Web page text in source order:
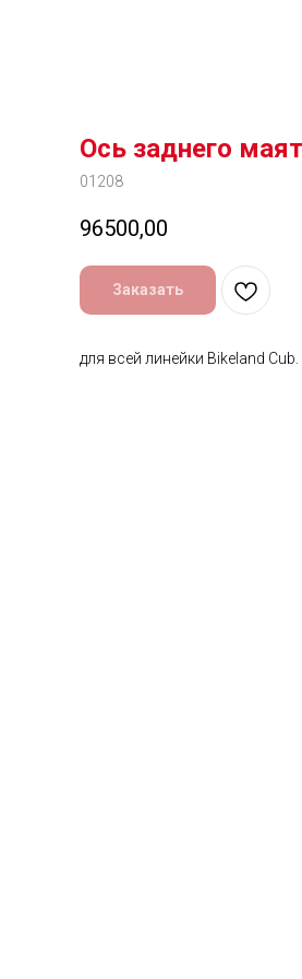
Ось заднего
01208
96500,00
Заказать
для всей линейки Bikeland Cub.